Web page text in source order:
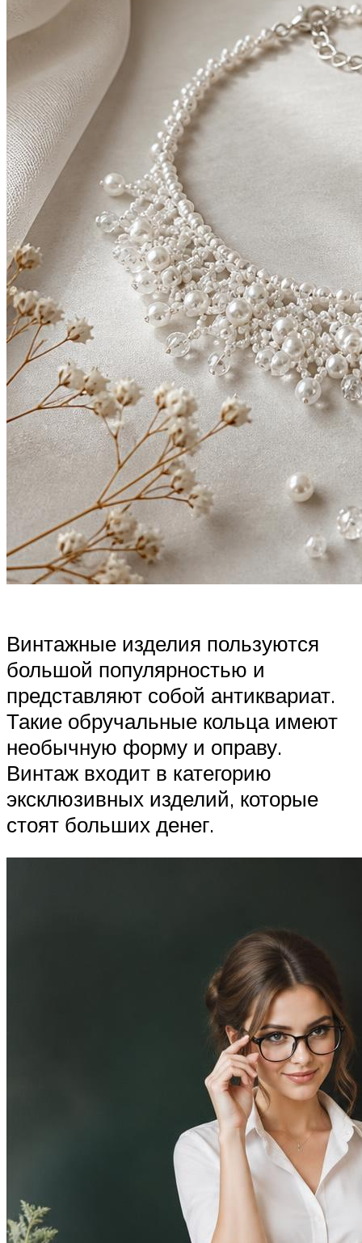
Винтажные изделия пользуются
большой популярностью и
представляют собой антиквариат.
Такие обручальные кольца имеют
необычную форму и оправу.
Винтаж входит в категорию
эксклюзивных изделий, которые
стоят больших денег.